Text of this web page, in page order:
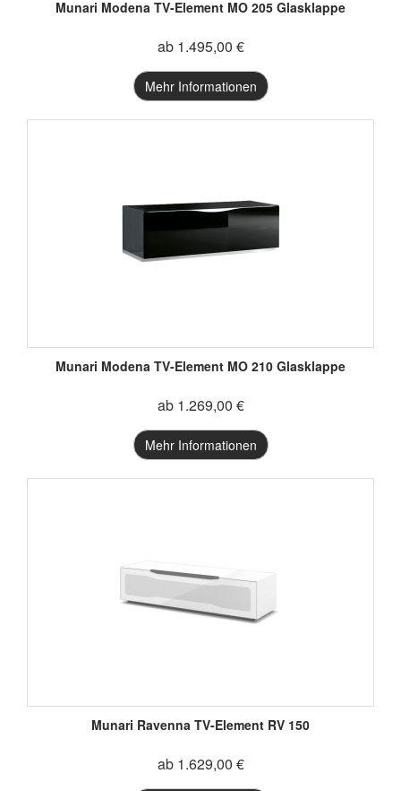
Munari Modena TV-Element MO 205 Glasklappe
ab 1.495,00 €
Mehr Informationen
Munari Modena TV-Element MO 210 Glasklappe
ab 1.269,00 €
Mehr Informationen
Munari Ravenna TV-Element RV 150
ab 1.629,00 €